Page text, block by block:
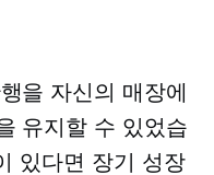
을 자신의 매장에
유지할 수 있었습
있다면 장기
성장